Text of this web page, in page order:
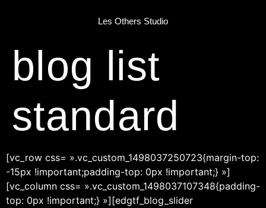
Les Others Studio
blog list
standard
[vc_row css= ».vc_custom_1498037250723{margin-top:
-15px !important;padding-top: 0px !important;} »]
[vc_column css= ».vc_custom_1498037107348{padding-
top: 0px !important;} »][edgtf_blog_slider